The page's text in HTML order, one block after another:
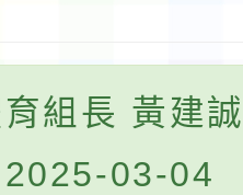
組長 黃建
2025-03-04